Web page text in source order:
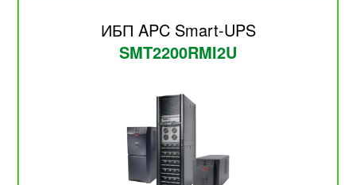
ИБП APC Smart-UPS
SMT2200RMI2U